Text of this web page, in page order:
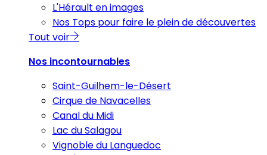
L'Hérault en images
Nos Tops pour faire le plein de découvertes
Tout voir
Nos incontournables
Saint-Guilhem-le-Désert
Cirque de Navacelles
Canal du Midi
Lac du Salagou
Vignoble du Languedoc